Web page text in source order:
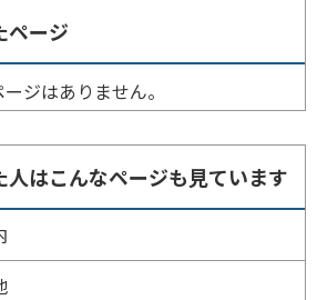
ページ
ジはありません。
人はこんなページも見ています